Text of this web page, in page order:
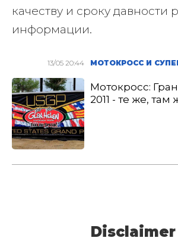
качеству и сроку давности
информации.
13/05 20:44 МОТОКРОСС И
Мотокросс:
2011 - те же, там
Disclaimer